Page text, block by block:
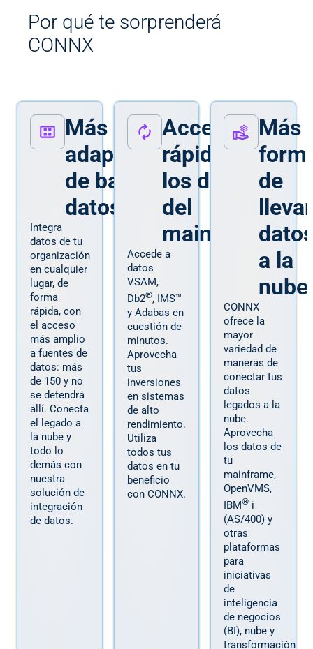
Por qué te sorprenderá
CONNX
Más de 150
adaptadores
de bases de
datos
Integra
datos de tu
organización
en cualquier
lugar, de
forma
rápida, con
el acceso
más amplio
a fuentes de
datos: más
de 150 y no
se detendrá
allí. Conecta
el legado a
la nube y
todo lo
demás con
nuestra
solución de
integración
de datos.
Acceso
rápido a
los datos
del
mainframe
Accede a
datos
VSAM,
Db2®, IMS™
y Adabas en
cuestión de
minutos.
Aprovecha
tus
inversiones
en sistemas
de alto
rendimiento.
Utiliza
todos tus
datos en tu
beneficio
con CONNX.
Más
de
llevar
a la
nube
CONNX
ofrece la
mayor
variedad de
maneras de
conectar tus
datos
legados a la
nube.
Aprovecha
los datos de
tu
mainframe,
OpenVMS,
IBM® i
(AS/400) y
otras
plataformas
para
iniciativas
de
inteligencia
de negocios
(BI), nube y
transformación